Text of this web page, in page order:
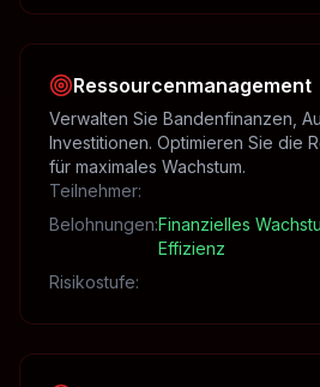
Ressourcenmanagement
Verwalten Sie Bandenfinanzen,
Investitionen. Optimieren Sie die
für maximales Wachstum.
Teilnehmer:
Belohnungen:Finanzielles
Effizienz
Risikostufe: